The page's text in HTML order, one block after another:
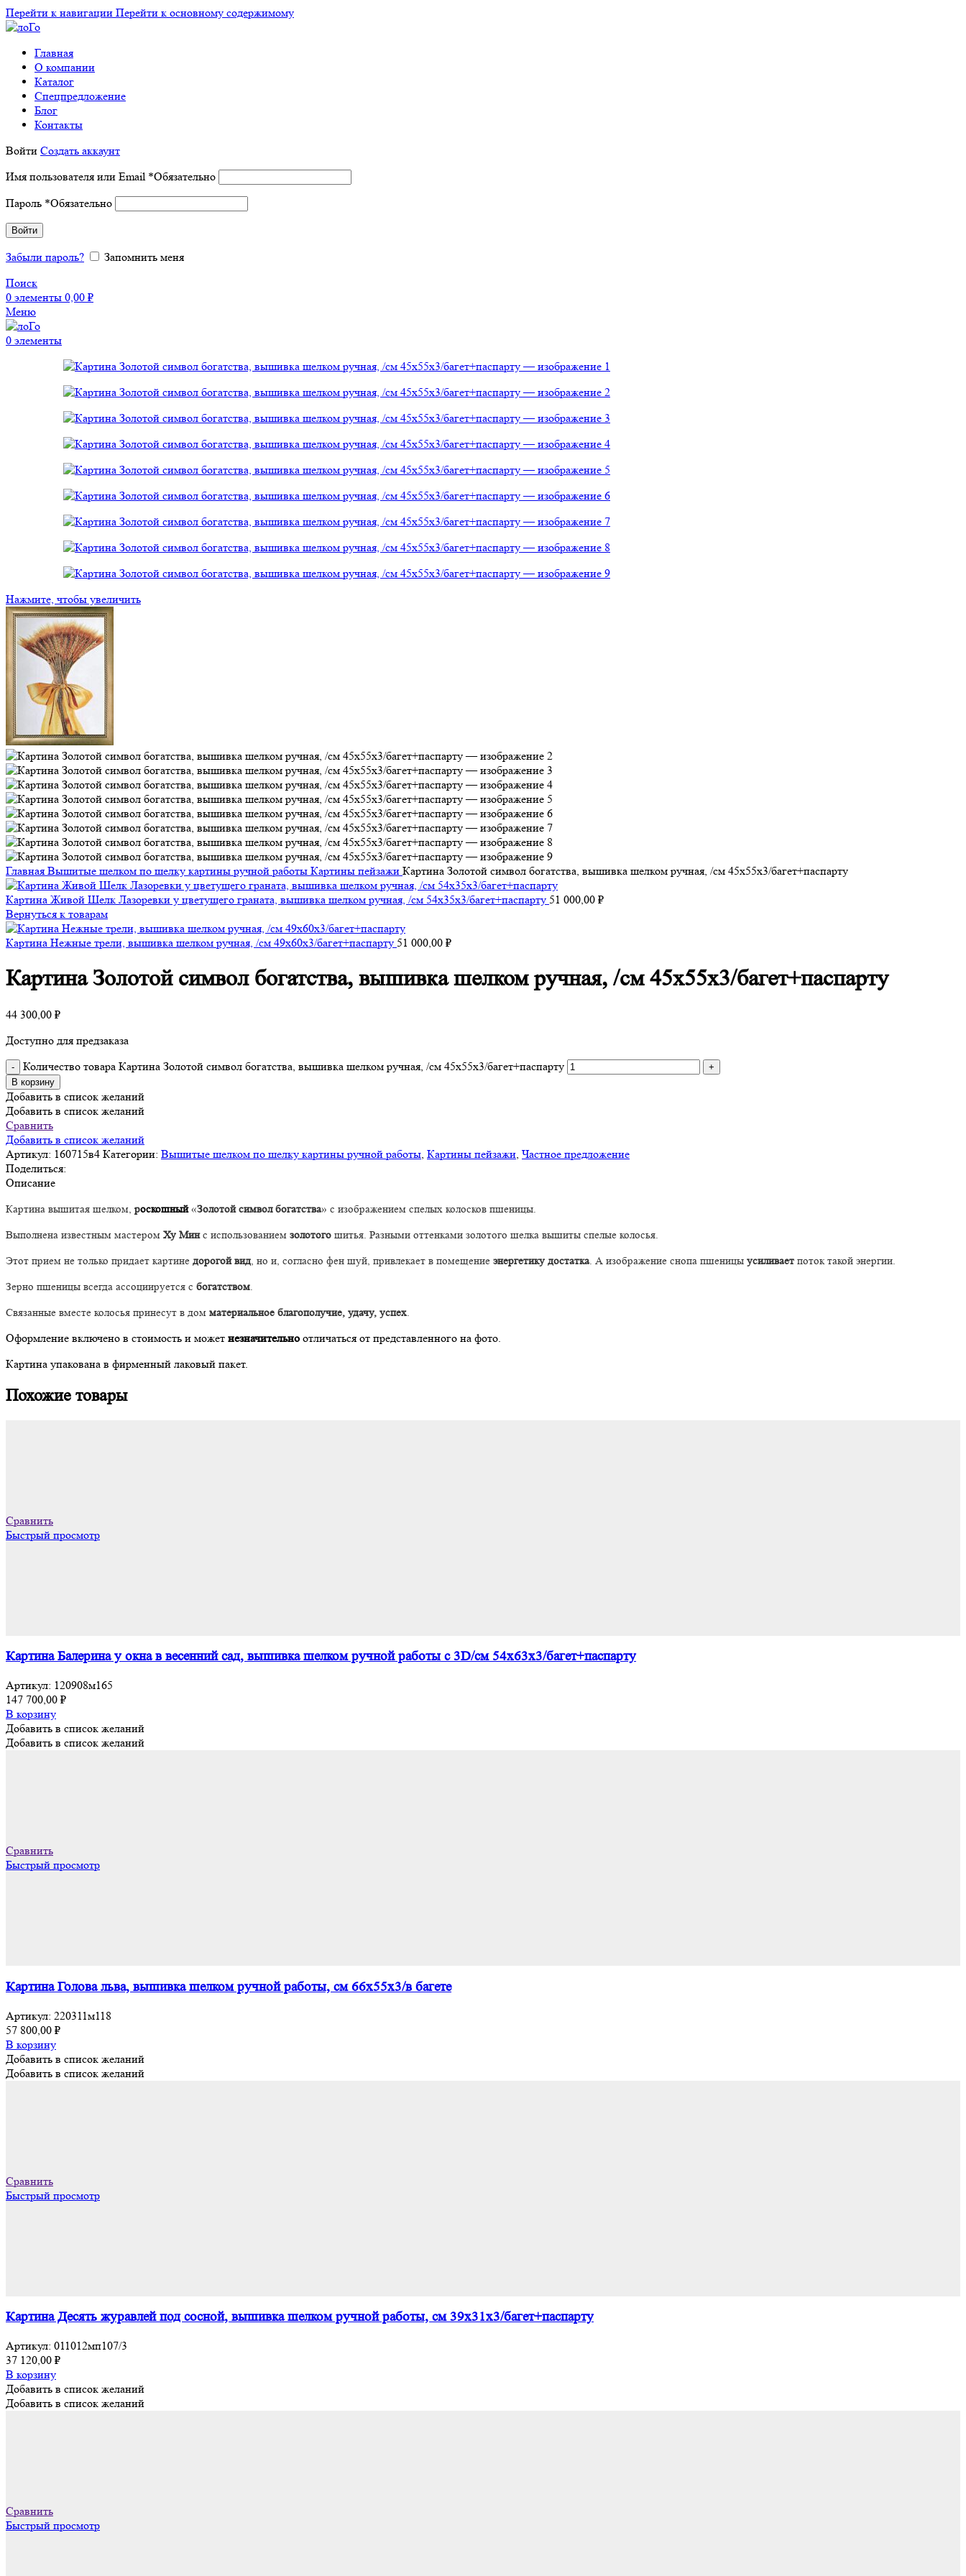
Перейти к навигации Перейти к основному содержимому
Главная
О компании
Каталог
Спецпредложение
Блог
Контакты
Войти Создать аккаунт
Имя пользователя или Email *Обязательно
Пароль *Обязательно
Войти
Забыли пароль?
Запомнить меня
Поиск
0 элементы 0,00 ₽
Меню
0 элементы
Нажмите, чтобы увеличить
Главная Вышитые шелком по шелку картины ручной работы Картины пейзажи Картина Золотой символ богатства, вышивка шелком ручная, /см 45х55х3/багет+паспарту
Картина Живой Шелк Лазоревки у цветущего граната, вышивка шелком ручная, /см 54х35х3/багет+паспарту 51 000,00 ₽
Вернуться к товарам
Картина Нежные трели, вышивка шелком ручная, /см 49х60х3/багет+паспарту 51 000,00 ₽
Картина Золотой символ богатства, вышивка шелком ручная, /см 45х55х3/багет+паспарту
44 300,00 ₽
Доступно для предзаказа
Количество товара Картина Золотой символ богатства, вышивка шелком ручная, /см 45х55х3/багет+паспарту
В корзину
Добавить в список желаний
Добавить в список желаний
Сравнить
Добавить в список желаний
Артикул: 160715в4 Категории: Вышитые шелком по шелку картины ручной работы, Картины пейзажи, Частное предложение
Поделиться:
Описание
Картина вышитая шелком, роскошный«Золотой символ богатства» с изображением спелых колосков пшеницы.
Выполнена известным мастером Ху Минс использованием золотого шитья. Разными оттенками золотого шелка вышиты спелые колосья.
Этот прием не только придает картине дорогой вид, но и, согласно фен шуй, привлекает в помещение энергетику достатка. А изображение снопа пшеницы усиливает поток такой энергии.
Зерно пшеницы всегда ассоциируется с богатством.
Связанные вместе колосья принесут в дом материальное благополучие, удачу, успех.
Оформление включено в стоимость и может незначительно отличаться от представленного на фото.
Картина упакована в фирменный лаковый пакет.
Похожие товары
Сравнить
Быстрый просмотр
Картина Балерина у окна в весенний сад, вышивка шелком ручной работы с 3D/см 54х63х3/багет+паспарту
Артикул: 120908м165
147 700,00 ₽
В корзину
Добавить в список желаний
Добавить в список желаний
Сравнить
Быстрый просмотр
Картина Голова льва, вышивка шелком ручной работы, см 66х55х3/в багете
Артикул: 220311м118
57 800,00 ₽
В корзину
Добавить в список желаний
Добавить в список желаний
Сравнить
Быстрый просмотр
Картина Десять журавлей под сосной, вышивка шелком ручной работы, см 39х31х3/багет+паспарту
Артикул: 011012мп107/3
37 120,00 ₽
В корзину
Добавить в список желаний
Добавить в список желаний
Сравнить
Быстрый просмотр